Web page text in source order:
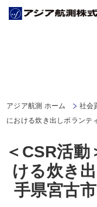
アジア航測 ホーム 社会
における炊き出しボランテ
＜CSR活
ける炊き
手県宮古